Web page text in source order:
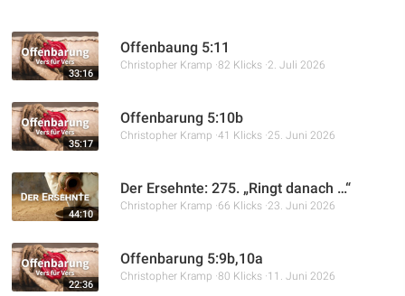
33:16
Offenbaung 5:11
Christopher Kramp 82 Klicks 2. Juli 2026
35:17
Offenbarung 5:10b
Christopher Kramp 41 Klicks 25. Juni 2026
44:10
Der Ersehnte: 275. „Ringt danach …“
Christopher Kramp 66 Klicks 23. Juni 2026
22:36
Offenbarung 5:9b,10a
Christopher Kramp 80 Klicks 11. Juni 2026